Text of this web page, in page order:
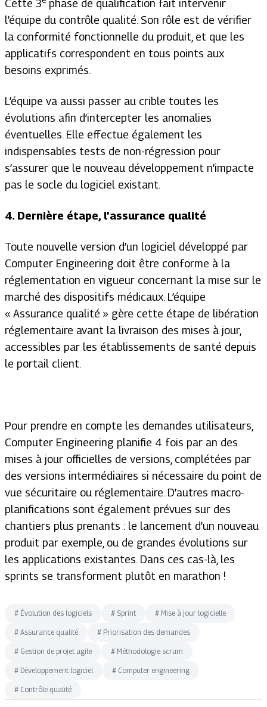
Cette 3
phase de qualification fait intervenir
l’équipe du contrôle qualité. Son rôle est de vérifier
la conformité fonctionnelle du produit, et que les
applicatifs correspondent en tous points aux
besoins exprimés.
L’équipe va aussi passer au crible toutes les
évolutions afin d’intercepter les anomalies
éventuelles. Elle effectue également les
indispensables tests de non-régression pour
s’assurer que le nouveau développement n’impacte
pas le socle du logiciel existant.
4. Dernière étape, l’assurance qualité
Toute nouvelle version d’un logiciel développé par
Computer Engineering doit être conforme à la
réglementation en vigueur concernant la mise sur le
marché des dispositifs médicaux. L’équipe
« Assurance qualité » gère cette étape de libération
réglementaire avant la livraison des mises à jour,
accessibles par les établissements de santé depuis
le portail client.
Pour prendre en compte les demandes utilisateurs,
Computer Engineering planifie 4 fois par an des
mises à jour officielles de versions, complétées par
des versions intermédiaires si nécessaire du point de
vue sécuritaire ou réglementaire. D’autres macro-
planifications sont également prévues sur des
chantiers plus prenants : le lancement d’un nouveau
produit par exemple, ou de grandes évolutions sur
les applications existantes. Dans ces cas-là, les
sprints se transforment plutôt en marathon !
# Évolution des logiciels # Sprint # Mise à jour logicielle
# Assurance qualité # Priorisation des demandes
# Gestion de projet agile # Méthodologie scrum
# Développement logiciel # Computer engineering
# Contrôle qualité